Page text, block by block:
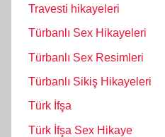
Travesti hikayeleri
Türbanlı Sex Hikayeleri
Türbanlı Sex Resimleri
Türbanlı Sikiş Hikayeleri
Türk İfşa
Türk İfşa Sex Hikaye